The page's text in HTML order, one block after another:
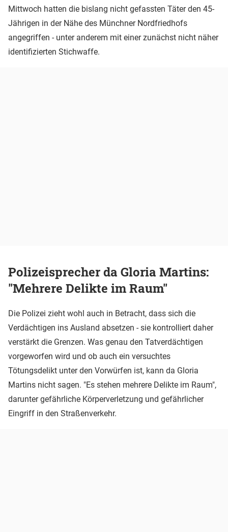
Mittwoch hatten die bislang nicht gefassten Täter den 45-
Jährigen in der Nähe des Münchner Nordfriedhofs
angegriffen - unter anderem mit einer zunächst nicht näher
identifizierten Stichwaffe.
Polizeisprecher da Gloria Martins:
"Mehrere Delikte im Raum"
Die Polizei zieht wohl auch in Betracht, dass sich die
Verdächtigen ins Ausland absetzen - sie kontrolliert daher
verstärkt die Grenzen. Was genau den Tatverdächtigen
vorgeworfen wird und ob auch ein versuchtes
Tötungsdelikt unter den Vorwürfen ist, kann da Gloria
Martins nicht sagen. "Es stehen mehrere Delikte im Raum",
darunter gefährliche Körperverletzung und gefährlicher
Eingriff in den Straßenverkehr.